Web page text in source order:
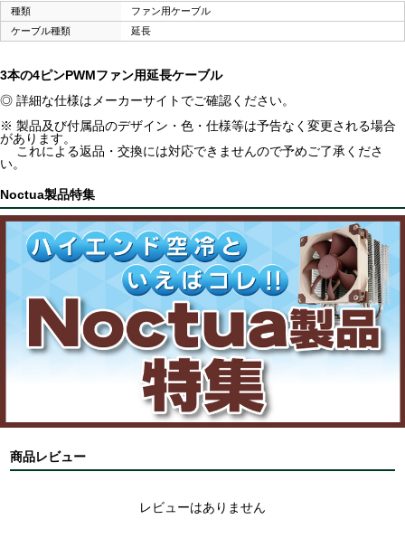
種類
ファン用ケーブル
ケーブル種類
延長
3本の4ピンPWMファン用延長ケーブル
◎ 詳細な仕様はメーカーサイトでご確認ください。
※ 製品及び付属品のデザイン・色・仕様等は予告なく変更される場合
があります。
これによる返品・交換には対応できませんので予めご了承くださ
い。
Noctua製品特集
商品レビュー
レビューはありません